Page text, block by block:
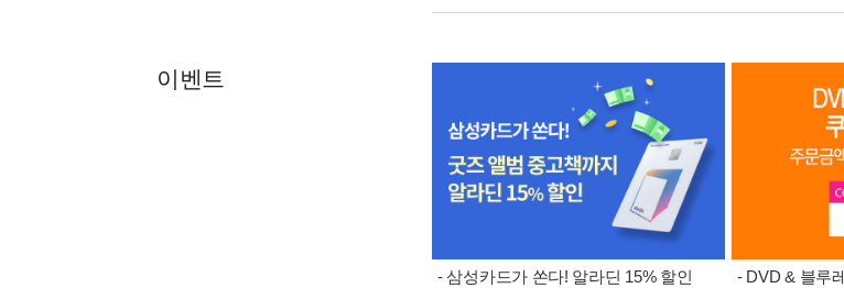
이벤트
- 삼성카드가 쏜다! 알라딘 15% 할인 - DVD & 블루